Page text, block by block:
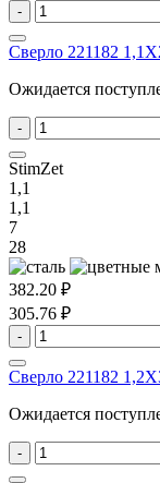
-
Сверло 221182
Ожидается
-
StimZet
1,1
1,1
7
28
382.20 ₽
305.76 ₽
-
Сверло 221182
Ожидается
-